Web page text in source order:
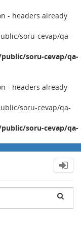
- headers already
soru-cevap/qa-
soru-cevap/qa-
- headers already
soru-cevap/qa-
soru-cevap/qa-